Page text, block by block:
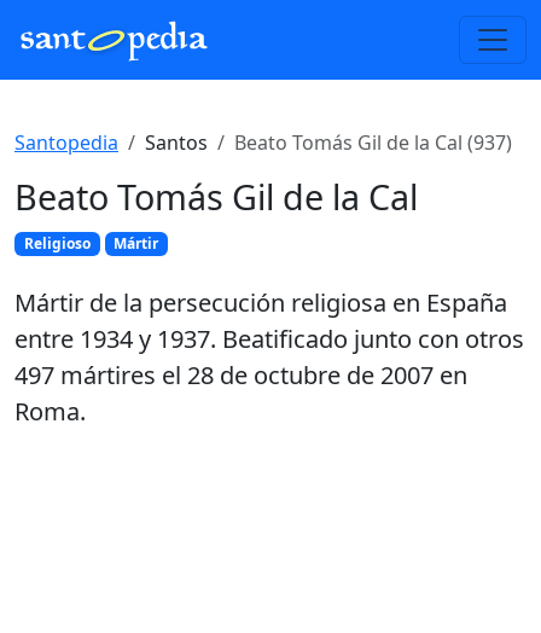
Santopedia Santos Beato Tomás Gil de la Cal (937)
Beato Tomás Gil de la Cal
Religioso Mártir
Mártir de la persecución religiosa en España
entre 1934 y 1937. Beatificado junto con otros
497 mártires el 28 de octubre de 2007 en
Roma.